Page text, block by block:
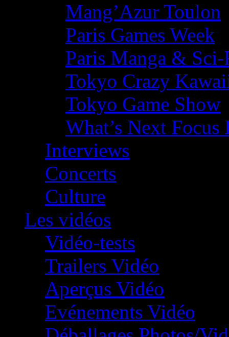
Mang’Azur Toulon
Paris Games Week
Paris Manga &
Tokyo Crazy
Tokyo Game Show
What’s Next
Interviews
Concerts
Culture
Les vidéos
Vidéo-tests
Trailers Vidéo
Aperçus Vidéo
Evénements Vidéo